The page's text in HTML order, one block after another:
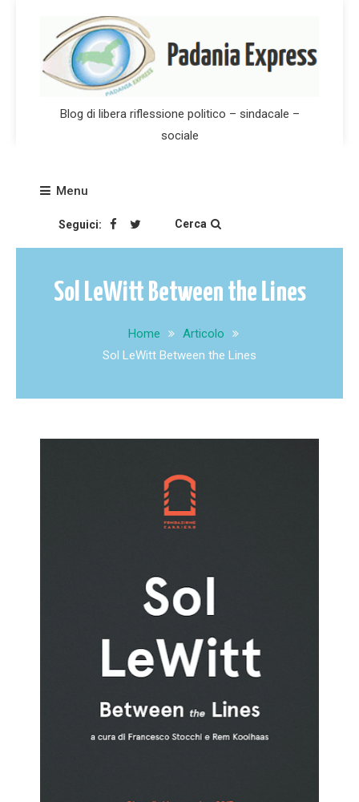
Blog di libera riflessione politico – sindacale –
sociale
Menu
Seguici: Cerca
Sol LeWitt Between the Lines
Home
Articolo
Sol LeWitt Between the Lines